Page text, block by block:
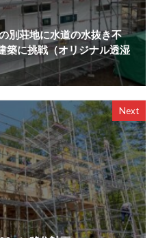
別荘地に水道の水抜き不
築に挑戦（オリジナル透湿
Next